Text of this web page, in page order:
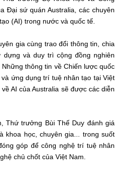
Đại sứ quán Australia, các chuyên
(AI) trong nước và quốc tế.
gia cùng trao đổi thông tin, chia
dựng và duy trì cộng đồng nghiên
thông tin về Chiến lược quốc
ứng dụng trí tuệ nhân tạo tại Việt
AI của Australia sẽ được các diễn
Thứ trưởng Bùi Thế Duy đánh giá
khoa học, chuyên gia... trong suốt
góp để công nghệ trí tuệ nhân
chủ chốt của Việt Nam.